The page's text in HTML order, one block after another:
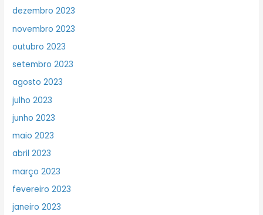
dezembro 2023
novembro 2023
outubro 2023
setembro 2023
agosto 2023
julho 2023
junho 2023
maio 2023
abril 2023
março 2023
fevereiro 2023
janeiro 2023